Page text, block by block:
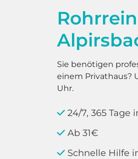
Sie benötigen
einem Privathaus?
Uhr.
24/7, 365 Tage
Ab 31€
Schnelle Hilfe